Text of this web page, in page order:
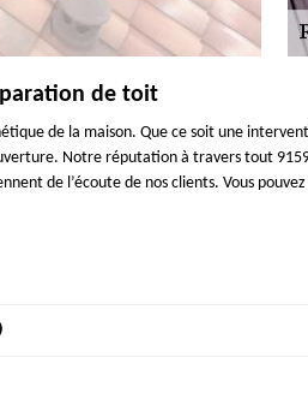
de toit
de la maison. Que ce soit une
Notre réputation à travers tout
de l’écoute de nos clients. Vous
n’attendez plus, il est nécessaire de
besoin, nous faisons des interventions
pas d’infiltrations d’eau. Si